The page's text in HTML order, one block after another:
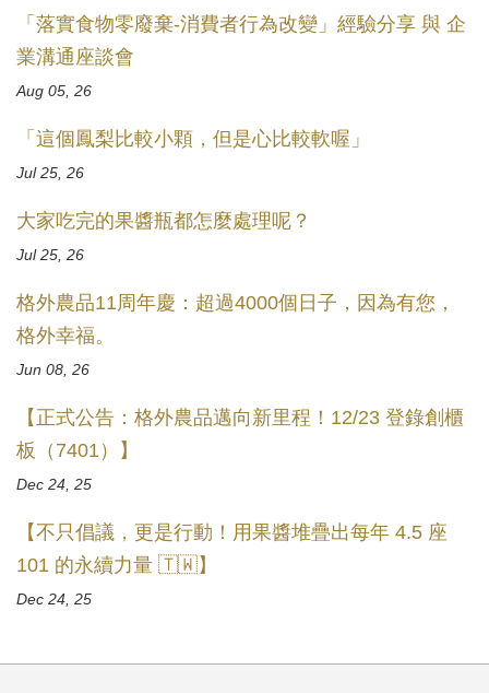
「落實食物零廢棄-消費者行為改變」經驗分享 與 企
業溝通座談會
Aug 05, 26
「這個鳳梨比較小顆，但是心比較軟喔」
Jul 25, 26
大家吃完的果醬瓶都怎麼處理呢？
Jul 25, 26
格外農品11周年慶：超過4000個日子，因為有您，
格外幸福。
Jun 08, 26
【正式公告：格外農品邁向新里程！12/23 登錄創櫃
板（7401）】
Dec 24, 25
【不只倡議，更是行動！用果醬堆疊出每年 4.5 座
101 的永續力量 🇹🇼】
Dec 24, 25